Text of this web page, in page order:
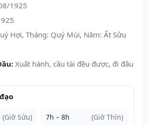
1925
Hợi, Tháng: Quý Mùi, Năm: Ất Sửu
Xuất hành, cầu tài đều được, đi đâu
(Giờ Sửu) 7h – 8h (Giờ Thìn)